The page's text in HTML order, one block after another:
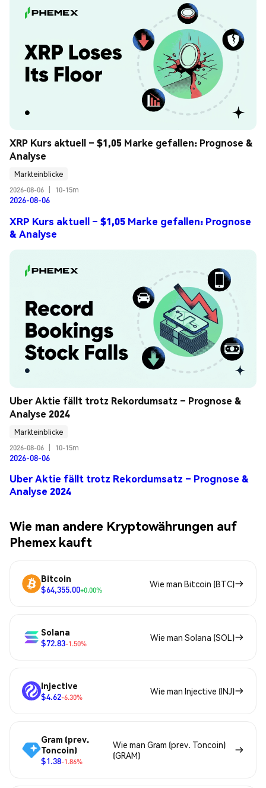
XRP Kurs aktuell – $1,05 Marke gefallen: Prognose &
Analyse
Markteinblicke
2026-08-06
10-15m
2026-08-06
XRP Kurs aktuell – $1,05 Marke gefallen: Prognose
& Analyse
Uber Aktie fällt trotz Rekordumsatz – Prognose &
Analyse 2024
Markteinblicke
2026-08-06
10-15m
2026-08-06
Uber Aktie fällt trotz Rekordumsatz – Prognose &
Analyse 2024
Wie man andere Kryptowährungen auf
Phemex kauft
Bitcoin
$64,355.00+0.00%
Wie man Bitcoin (BTC)
Solana
$72.83-1.50%
Wie man Solana (SOL)
Injective
$4.62-6.30%
Wie man Injective (INJ)
Gram (prev.
Toncoin)
$1.38-1.86%
Wie man Gram (prev. Toncoin)
(GRAM)